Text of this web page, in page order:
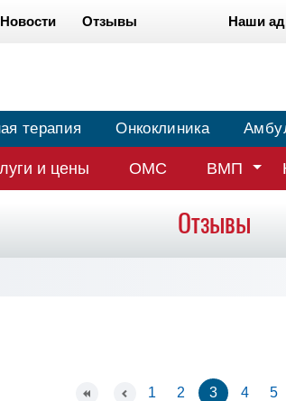
Новости Отзывы Наши
терапия Онкоклиника
и цены ОМС ВМП
Отзывы
1 2 3 4 5